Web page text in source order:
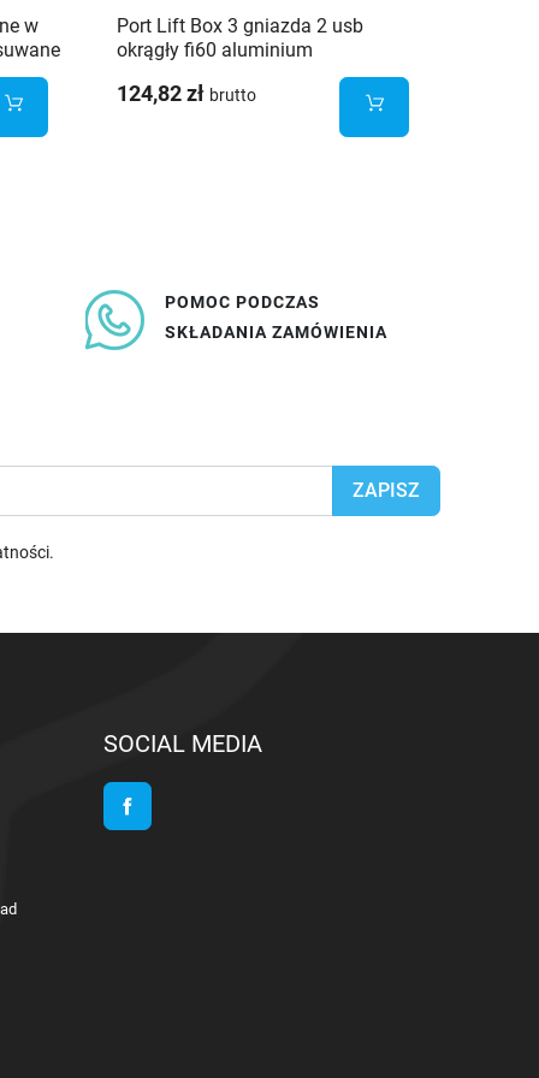
w
Port Lift Box 3 gniazda 2 usb
okrągły fi60 aluminium
124,82 zł brutto
POMOC PODCZAS
SKŁADANIA ZAMÓWIENIA
.
SOCIAL MEDIA
Facebook